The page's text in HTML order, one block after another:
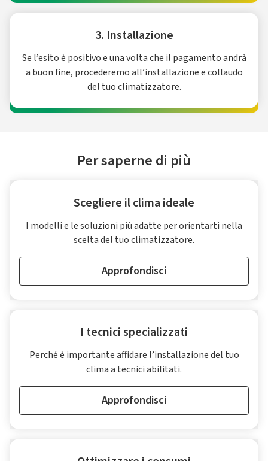
3. Installazione
Se l’esito è positivo e una volta che il pagamento andrà
a buon fine, procederemo all’installazione e collaudo
del tuo climatizzatore.
Per saperne di più
Scegliere il clima ideale
I modelli e le soluzioni più adatte per orientarti nella
scelta del tuo climatizzatore.
Approfondisci
I tecnici specializzati
Perché è importante affidare l’installazione del tuo
clima a tecnici abilitati.
Approfondisci